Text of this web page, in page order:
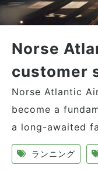
Norse
customer
Norse Atlantic
become a
a long-awaited
ランニング